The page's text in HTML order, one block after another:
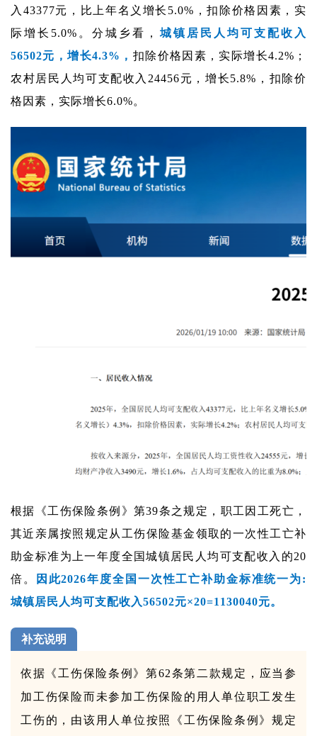
入43377元，比上年名义增长5.0%，扣除价格因素，实
际增长5.0%。分城乡看， 城镇居民人均可支配收入
56502元，增长4.3%， 扣除价格因素，实际增长4.2%；
农村居民人均可支配收入24456元，增长5.8%，扣除价
格因素，实际增长6.0%。
根据《工伤保险条例》第39条之规定，职工因工死亡，
其近亲属按照规定从工伤保险基金领取的一次性工亡补
助金标准为上一年度全国城镇居民人均可支配收入的20
倍。
因此2026年度全国一次性工亡补助金标准统一为:
城镇居民人均可支配收入56502元×20=1130040元。
补充说明
依据《工伤保险条例》第62条第二款规定，应当参
加工伤保险而未参加工伤保险的用人单位职工发生
工伤的，由该用人单位按照《工伤保险条例》规定